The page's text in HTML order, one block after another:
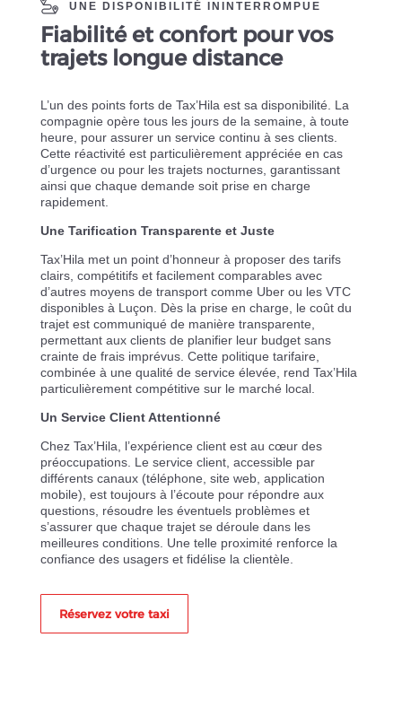
UNE DISPONIBILITÉ ININTERROMPUE
Fiabilité et confort pour vos
trajets longue distance
L’un des points forts de Tax’Hila est sa disponibilité. La
compagnie opère tous les jours de la semaine, à toute
heure, pour assurer un service continu à ses clients.
Cette réactivité est particulièrement appréciée en cas
d’urgence ou pour les trajets nocturnes, garantissant
ainsi que chaque demande soit prise en charge
rapidement.
Une Tarification Transparente et Juste
Tax’Hila met un point d’honneur à proposer des tarifs
clairs, compétitifs et facilement comparables avec
d’autres moyens de transport comme Uber ou les VTC
disponibles à Luçon. Dès la prise en charge, le coût du
trajet est communiqué de manière transparente,
permettant aux clients de planifier leur budget sans
crainte de frais imprévus. Cette politique tarifaire,
combinée à une qualité de service élevée, rend Tax’Hila
particulièrement compétitive sur le marché local.
Un Service Client Attentionné
Chez Tax’Hila, l’expérience client est au cœur des
préoccupations. Le service client, accessible par
différents canaux (téléphone, site web, application
mobile), est toujours à l’écoute pour répondre aux
questions, résoudre les éventuels problèmes et
s’assurer que chaque trajet se déroule dans les
meilleures conditions. Une telle proximité renforce la
confiance des usagers et fidélise la clientèle.
Réservez votre taxi